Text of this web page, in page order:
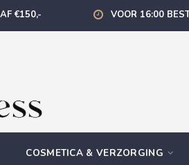
€150,- VOOR 16:00
COSMETICA & VERZORGING